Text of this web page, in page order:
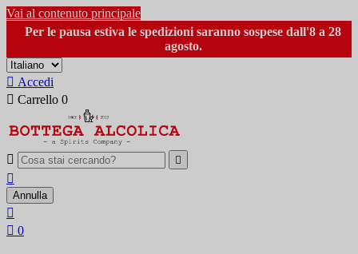
Vai al contenuto principale
Per le pausa estiva le spedizioni saranno sospese dall'8 a 28
agosto.
 Accedi
 Carrello 0
 

Annulla

 0